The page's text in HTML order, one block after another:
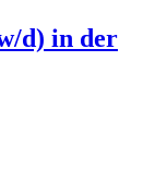
d) in der